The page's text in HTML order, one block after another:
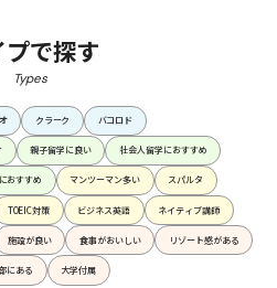
プで探す
Types
クラーク バコロド
親子留学に良い 社会人留学におすすめ
おすすめ マンツーマン多い スパルタ
TOEIC対策 ビジネス英語 ネイティブ講師
施設が良い 食事がおいしい リゾート感がある
にある 大学付属